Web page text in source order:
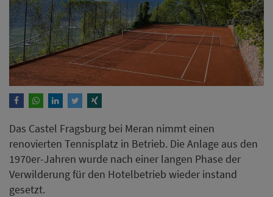
Das Castel Fragsburg bei Meran nimmt einen
renovierten Tennisplatz in Betrieb. Die Anlage aus den
1970er-Jahren wurde nach einer langen Phase der
Verwilderung für den Hotelbetrieb wieder instand
gesetzt.